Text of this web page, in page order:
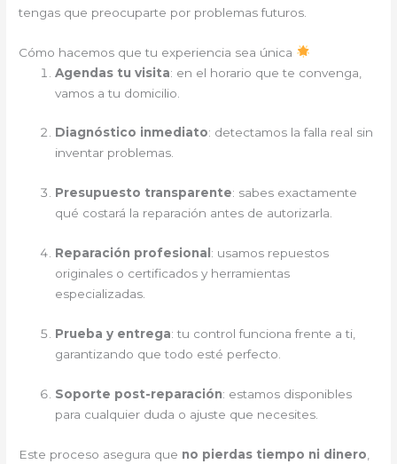
tengas que preocuparte por problemas futuros.
Cómo hacemos que tu experiencia sea única
Agendas tu visita: en el horario que te convenga,
vamos a tu domicilio.
Diagnóstico inmediato: detectamos la falla real sin
inventar problemas.
Presupuesto transparente: sabes exactamente
qué costará la reparación antes de autorizarla.
Reparación profesional : usamos repuestos
originales o certificados y herramientas
especializadas.
Prueba y entrega: tu control funciona frente a ti,
garantizando que todo esté perfecto.
Soporte post-reparación: estamos disponibles
para cualquier duda o ajuste que necesites.
Este proceso asegura que no pierdas tiempo ni dinero